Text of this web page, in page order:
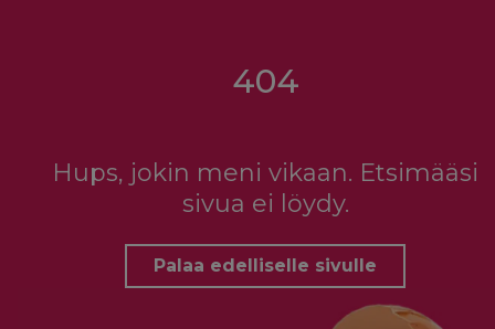
404
Hups, jokin meni vikaan. Etsimääsi
sivua ei löydy.
Palaa edelliselle sivulle